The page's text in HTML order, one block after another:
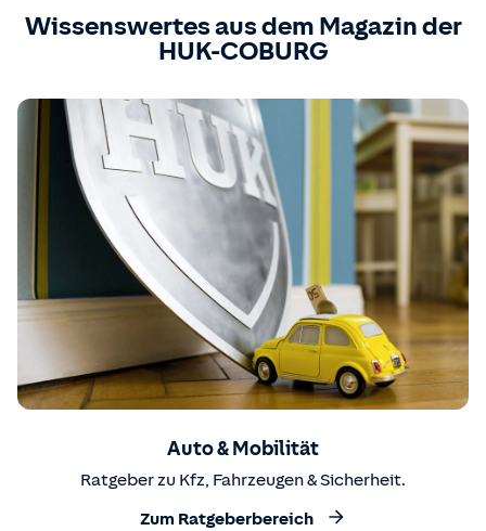
Wissenswertes aus dem Magazin der
HUK-COBURG
Auto & Mobilität
Ratgeber zu Kfz, Fahrzeugen & Sicherheit.
Zum Ratgeberbereich